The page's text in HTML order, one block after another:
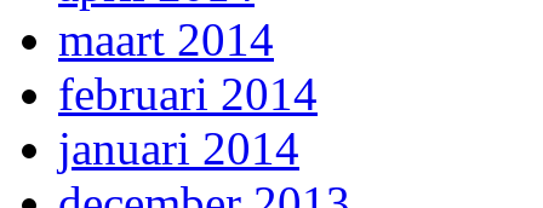
maart 2014
februari 2014
januari 2014